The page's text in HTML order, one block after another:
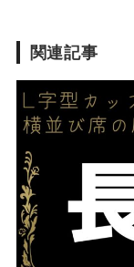
関連記事